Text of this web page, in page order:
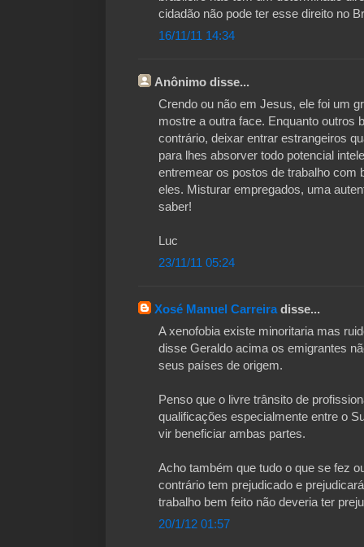
cidadão não pode ter esse direito no
16/11/11 14:34
Anônimo disse...
Crendo ou não em Jesus, ele foi um
mostre a outra face. Enquanto outros
contrário, deixar entrar estrangeiros
para lhes absorver todo potencial
entremear os postos de trabalho com
eles. Misturar empregados, uma
saber!
Luc
23/11/11 05:24
Xosé Manuel Carreiradisse...
A xenofobia existe minoritaria mas
disse Geraldo acima os emigrantes
seus países de origem.
Penso que o livre trânsito de
qualificações especialmente entre o
vir beneficiar ambas partes.
Acho também que tudo o que se fez
contrário tem prejudicado e
trabalho bem feito não deveria ter
20/1/12 01:57